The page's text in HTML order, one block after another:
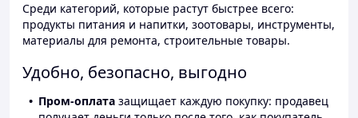
Среди категорий, которые растут быстрее всего:
продукты питания и напитки, зоотовары, инструменты,
материалы для ремонта, строительные товары.
Удобно, безопасно, выгодно
Пром-оплата защищает каждую покупку: продавец